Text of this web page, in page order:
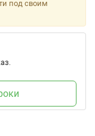
под своим